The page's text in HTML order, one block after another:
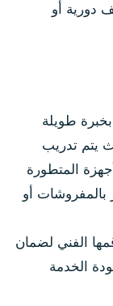
دورية أو
طويلة
يتم تدريب
المتطورة
بالمفروشات أو
الفني لضمان
الخدمة